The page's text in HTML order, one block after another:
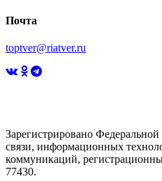
Почта
toptver@riatver.ru
Зарегистрировано
связи, информационных
коммуникаций,
77430.